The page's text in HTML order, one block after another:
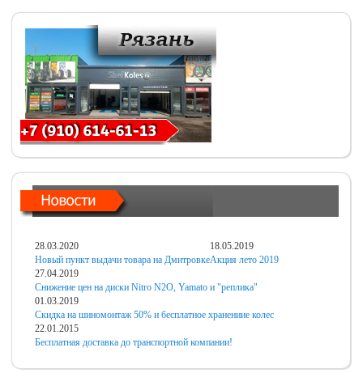
28.03.2020
Новый пункт выдачи товара на Дмитровке
18.05.2019
Акция лето 2019
27.04.2019
Снижение цен на диски Nitro N2O, Yamato и "реплика"
01.03.2019
Скидка на шиномонтаж 50% и бесплатное хранениие колес
22.01.2015
Бесплатная доставка до транспортной компании!